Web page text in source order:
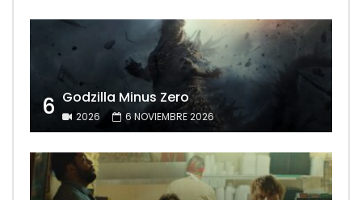
6 Godzilla Minus Zero
2026 6 NOVIEMBRE 2026